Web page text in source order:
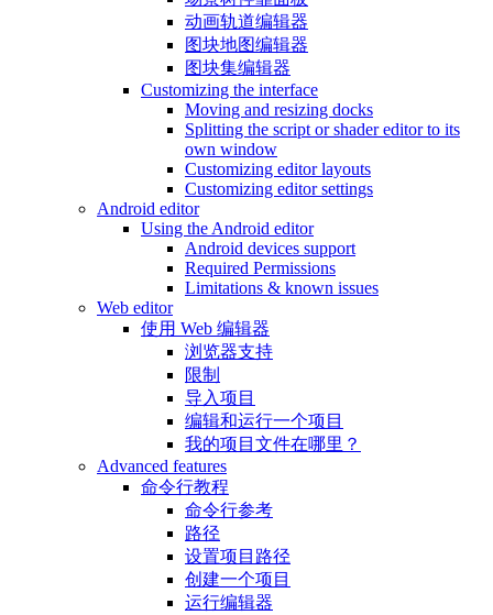
动画轨道编辑器
图块地图编辑器
图块集编辑器
Customizing the interface
Moving and resizing docks
Splitting the script or shader editor to its
own window
Customizing editor layouts
Customizing editor settings
Android editor
Using the Android editor
Android devices support
Required Permissions
Limitations & known issues
Web editor
使用 Web 编辑器
浏览器支持
限制
导入项目
编辑和运行一个项目
我的项目文件在哪里？
Advanced features
命令行教程
命令行参考
路径
设置项目路径
创建一个项目
运行编辑器